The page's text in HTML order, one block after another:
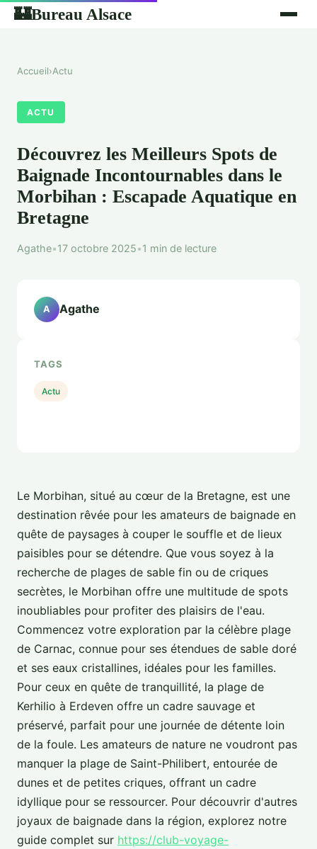
🏰Bureau Alsace
Accueil›Actu
ACTU
Découvrez les Meilleurs Spots de
Baignade Incontournables dans le
Morbihan : Escapade Aquatique en
Bretagne
Agathe•17 octobre 2025•1 min de lecture
Le Morbihan, situé au cœur de la Bretagne, est une
destination rêvée pour les amateurs de baignade en
quête de paysages à couper le souffle et de lieux
paisibles pour se détendre. Que vous soyez à la
recherche de plages de sable fin ou de criques
secrètes, le Morbihan offre une multitude de spots
inoubliables pour profiter des plaisirs de l'eau.
Commencez votre exploration par la célèbre plage
de Carnac, connue pour ses étendues de sable doré
et ses eaux cristallines, idéales pour les familles.
Pour ceux en quête de tranquillité, la plage de
Kerhilio à Erdeven offre un cadre sauvage et
préservé, parfait pour une journée de détente loin
de la foule. Les amateurs de nature ne voudront pas
manquer la plage de Saint-Philibert, entourée de
dunes et de petites criques, offrant un cadre
idyllique pour se ressourcer. Pour découvrir d'autres
joyaux de baignade dans la région, explorez notre
guide complet sur https://club-voyage-
A Agathe
TAGS
Actu